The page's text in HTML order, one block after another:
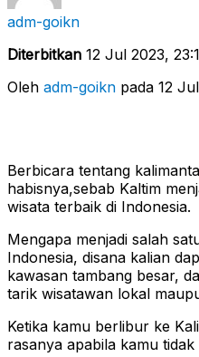
adm-goikn
Diterbitkan 12 Jul 2023,
Oleh adm-goikn pada 12
Berbicara tentang
habisnya,sebab Kaltim
wisata terbaik di Indonesia.
Mengapa menjadi salah
Indonesia, disana kalian
kawasan tambang besar,
tarik wisatawan lokal
Ketika kamu berlibur ke
rasanya apabila kamu